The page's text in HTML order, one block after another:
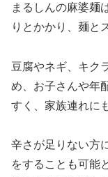
まるしんの麻婆麺
りとかかり、麺と
豆腐やネギ、キク
め、お子さんや年
すく、家族連れに
辛さが足りない方
をすることも可能